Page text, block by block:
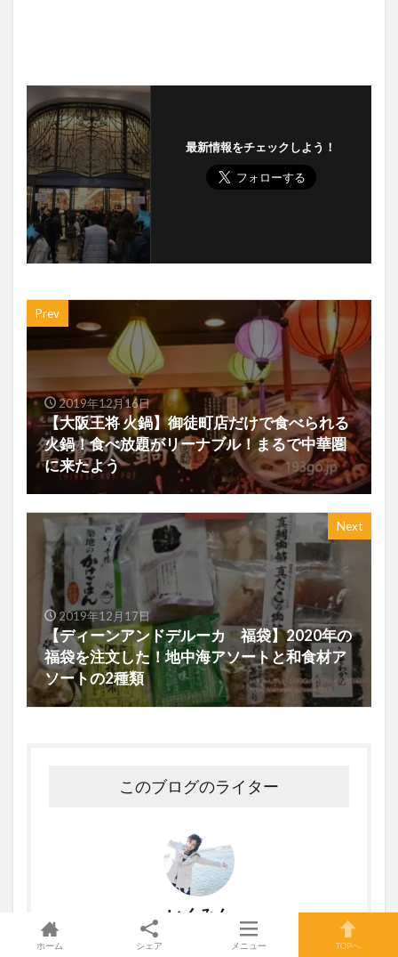
最新情報をチェックしよう！
Prev
2019年12月16日
【大阪王将 火鍋】御徒町店だけで食べられる
火鍋！食べ放題がリーナブル！まるで中華圏
に来たよう
Next
2019年12月17日
【ディーンアンドデルーカ 福袋】2020年の
福袋を注文した！地中海アソートと和食材ア
ソートの2種類
このブログのライター
いくみん
いくみんと申します!旅行、食べること、写真を撮ること
ホーム シェア メニュー TOPへ